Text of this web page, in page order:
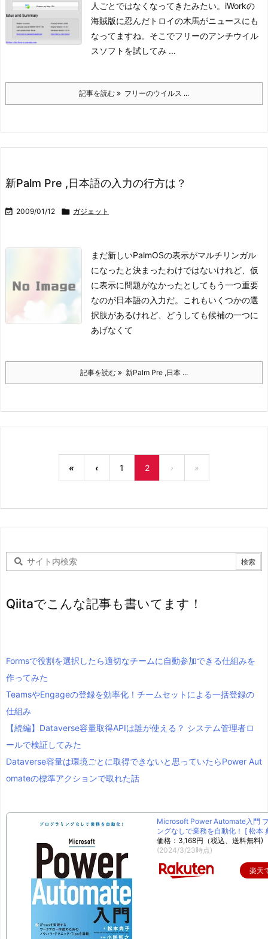
人ごとではなくなってきたみたい。iWorkの
海賊版に忍んだトロイの木馬がニュースにも
なってますね。 そこでフリーのアンチウイル
スソフトを試してみ ...
記事を読む フリーのウイルス ...
新Palm Pre ,日本語の入力の行方は？
 2009/01/12  ガジェット
まだ新しいPalmOSの表示がマルチリンガル
になったと決まったわけではないけれど、仮
に表示に問題がなかったとしてもう一つ重要
なのが日本語の入力だ。
これもいくつかの選
択肢があるけれど、どうしても候補の一つに
あげなくて
記事を読む 新Palm Pre ,日本 ...
« ‹ 1 2 › »
Qiitaでこんな記事も書いてます！
Formsで役割を選択したら適切なチームに自動参加できる仕組みを
作ってみた
TeamsやEngageの登録を効率化！チームセットによる一括登録の
仕組み
【続編】Dataverse容量取得APIは誰が使える？ システム管理者ロ
ールで検証してみた
Dataverse容量は環境ごとに取得できないと思っていたらPower Aut
omateの標準アクションで取れた話
Microsoft Power Automate入門
ングなしで業務を自動化！ [ 松本
価格：3,168円（税込、送料無料)
(2024/3/23時点)
楽天